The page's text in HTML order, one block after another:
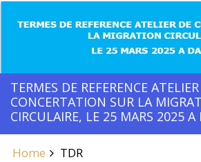
TERMES DE REFERENCE
CONCERTATION SUR LA
CIRCULAIRE, LE 25 MARS 2025 A
Home TDR